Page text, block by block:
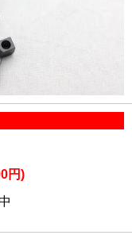
円)